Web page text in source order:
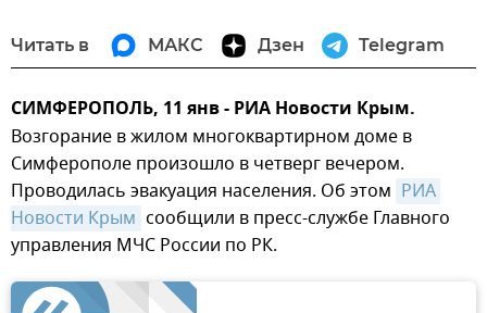
Читать в МАКС Дзен Telegram
СИМФЕРОПОЛЬ, 11 янв - РИА Новости Крым.
Возгорание в жилом многоквартирном доме в
Симферополе произошло в четверг вечером.
Проводилась эвакуация населения. Об этом РИА
Новости Крым сообщили в пресс-службе Главного
управления МЧС России по РК.